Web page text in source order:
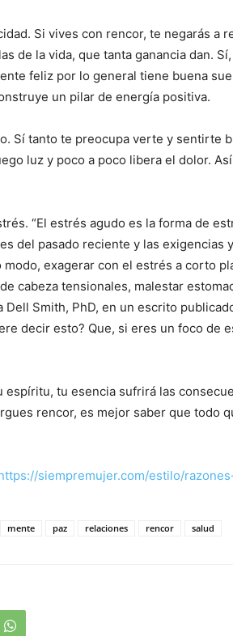
Si vives con rencor, te negarás a
de la vida, que tanta ganancia dan.
feliz por lo general tiene buena
un pilar de energía positiva.
Sí tanto te preocupa verte y sentirte
luz y poco a poco libera el dolor.
“El estrés agudo es la forma de
del pasado reciente y las exigencias
exagerar con el estrés a corto
cabeza tensionales, malestar
Dell Smith, PhD, en un escrito
decir esto? Que, si eres un foco de
espíritu, tu esencia sufrirá las
rencor, es mejor saber que todo
siempremujer.com/estilo/
mente paz relaciones rencor salud